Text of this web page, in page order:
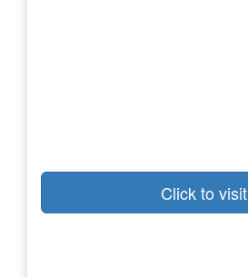
Click to visit